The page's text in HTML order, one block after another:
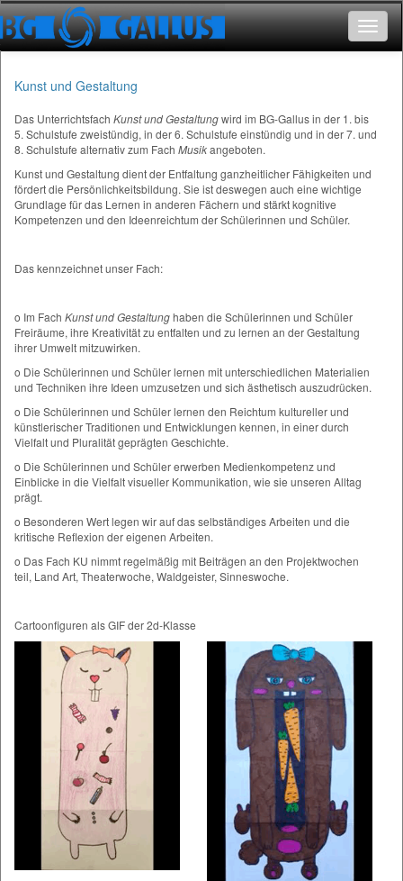
Toggle
Kunst und Gestaltung
Das Unterrichtsfach Kunst und Gestaltungwird im BG-Gallus in der 1. bis
5. Schulstufe zweistündig, in der 6. Schulstufe einstündig und in der 7. und
8. Schulstufe alternativ zum Fach Musikangeboten.
Kunst und Gestaltung dient der Entfaltung ganzheitlicher Fähigkeiten und
fördert die Persönlichkeitsbildung. Sie ist deswegen auch eine wichtige
Grundlage für das Lernen in anderen Fächern und stärkt kognitive
Kompetenzen und den Ideenreichtum der Schülerinnen und Schüler.
Das kennzeichnet unser Fach:
o Im Fach Kunst und Gestaltunghaben die Schülerinnen und Schüler
Freiräume, ihre Kreativität zu entfalten und zu lernen an der Gestaltung
ihrer Umwelt mitzuwirken.
o Die Schülerinnen und Schüler lernen mit unterschiedlichen Materialien
und Techniken ihre Ideen umzusetzen und sich ästhetisch auszudrücken.
o Die Schülerinnen und Schüler lernen den Reichtum kultureller und
künstlerischer Traditionen und Entwicklungen kennen, in einer durch
Vielfalt und Pluralität geprägten Geschichte.
o Die Schülerinnen und Schüler erwerben Medienkompetenz und
Einblicke in die Vielfalt visueller Kommunikation, wie sie unseren Alltag
prägt.
o Besonderen Wert legen wir auf das selbständiges Arbeiten und die
kritische Reflexion der eigenen Arbeiten.
o Das Fach KU nimmt regelmäßig mit Beiträgen an den Projektwochen
teil, Land Art, Theaterwoche, Waldgeister, Sinneswoche.
Cartoonfiguren als GIF der 2d-Klasse